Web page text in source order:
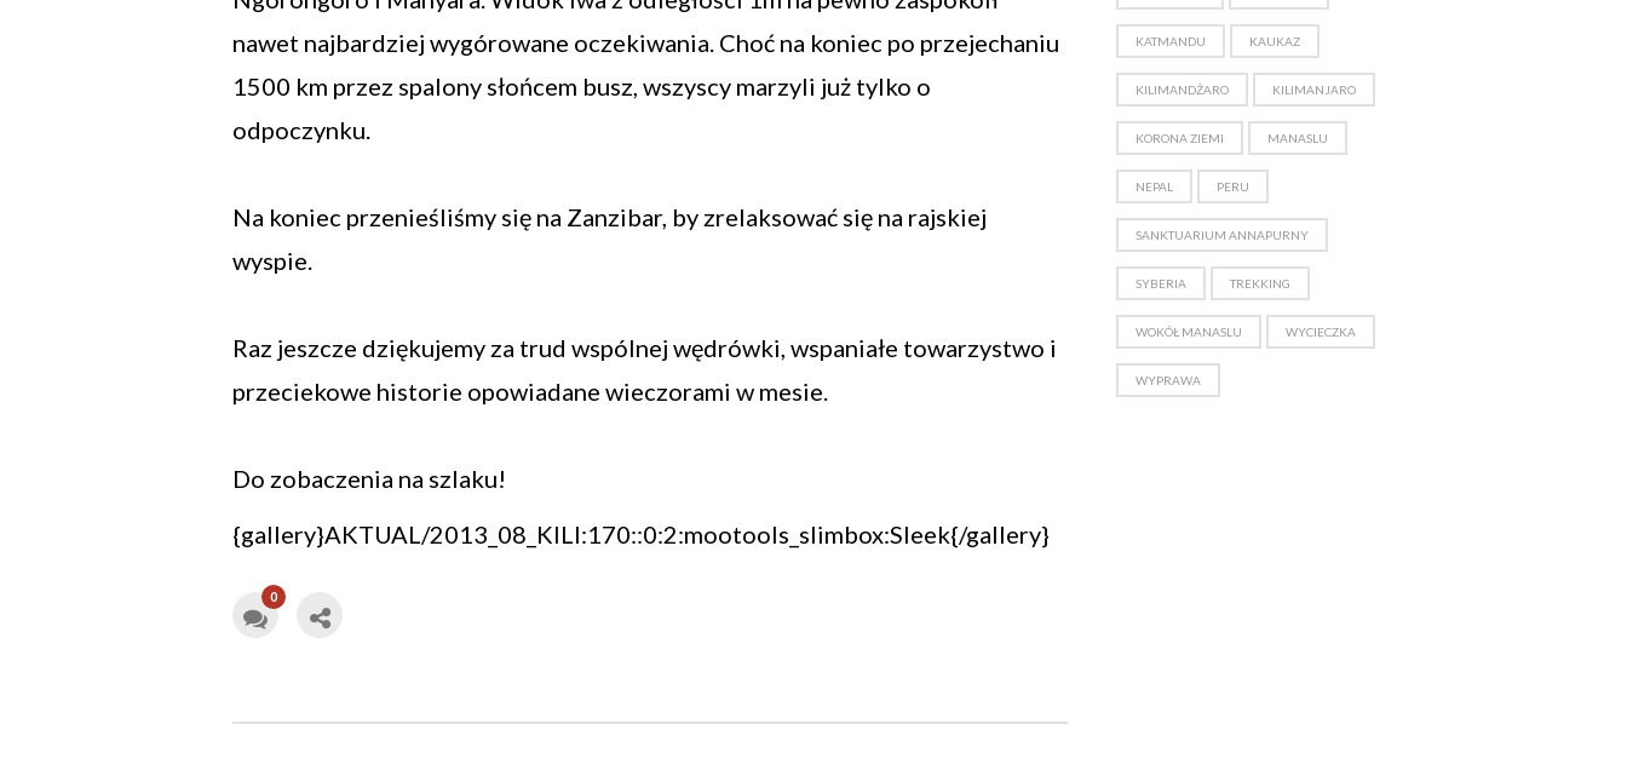
nawet najbardziej wygórowane oczekiwania. Choć na koniec po przejechaniu
1500 km przez spalony słońcem busz, wszyscy marzyli już tylko o
odpoczynku.
Na koniec przenieśliśmy się na Zanzibar, by zrelaksować się na rajskiej
wyspie.
Raz jeszcze dziękujemy za trud wspólnej wędrówki, wspaniałe towarzystwo i
przeciekowe historie opowiadane wieczorami w mesie.
Do zobaczenia na szlaku!
{gallery}AKTUAL/2013_08_KILI:170::0:2:mootools_slimbox:Sleek{/gallery}
0
KATMANDU KAUKAZ
KILIMANDŻARO KILIMANJARO
KORONA ZIEMI MANASLU
NEPAL PERU
SANKTUARIUM ANNAPURNY
SYBERIA TREKKING
WOKÓŁ MANASLU WYCIECZKA
WYPRAWA